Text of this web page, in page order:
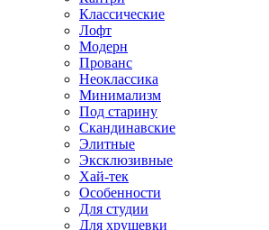
Классические
Лофт
Модерн
Прованс
Неоклассика
Минимализм
Под старину
Скандинавские
Элитные
Эксклюзивные
Хай-тек
Особенности
Для студии
Для хрущевки